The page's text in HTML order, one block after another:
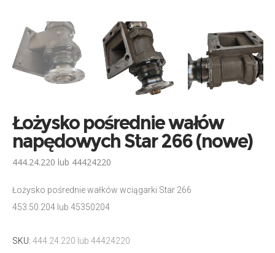
Łożysko pośrednie wałów
napędowych Star 266 (nowe)
444.24.220 lub 44424220
Łożysko pośrednie wałków wciągarki Star 266
453.50.204 lub 45350204
SKU: 444.24.220 lub 44424220